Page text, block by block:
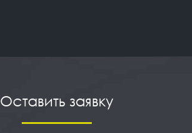
Оставить заявку